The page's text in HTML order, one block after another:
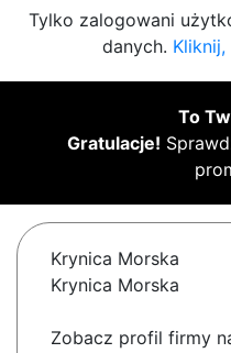
Tylko zalogowani
danych.
To
Gratulacje!
Krynica Morska
Krynica Morska
Zobacz profil firmy